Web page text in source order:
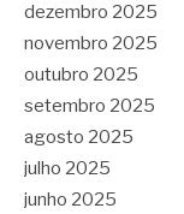
dezembro 2025
novembro 2025
outubro 2025
setembro 2025
agosto 2025
julho 2025
junho 2025